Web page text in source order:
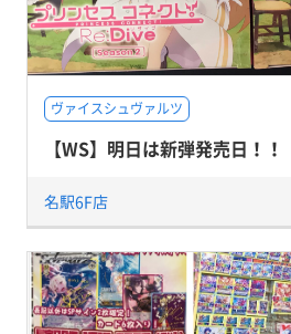
ヴァイスシュヴァルツ
【WS】明日は新弾発売日！！
名駅6F店